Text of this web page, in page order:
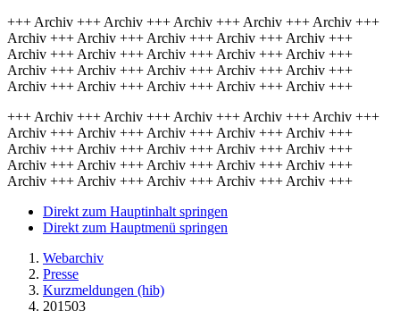
+++ Archiv +++ Archiv +++ Archiv +++ Archiv +++ Archiv +++
Archiv +++ Archiv +++ Archiv +++ Archiv +++ Archiv +++
Archiv +++ Archiv +++ Archiv +++ Archiv +++ Archiv +++
Archiv +++ Archiv +++ Archiv +++ Archiv +++ Archiv +++
Archiv +++ Archiv +++ Archiv +++ Archiv +++ Archiv +++
+++ Archiv +++ Archiv +++ Archiv +++ Archiv +++ Archiv +++
Archiv +++ Archiv +++ Archiv +++ Archiv +++ Archiv +++
Archiv +++ Archiv +++ Archiv +++ Archiv +++ Archiv +++
Archiv +++ Archiv +++ Archiv +++ Archiv +++ Archiv +++
Archiv +++ Archiv +++ Archiv +++ Archiv +++ Archiv +++
Direkt zum Hauptinhalt springen
Direkt zum Hauptmenü springen
Webarchiv
Presse
Kurzmeldungen (hib)
201503